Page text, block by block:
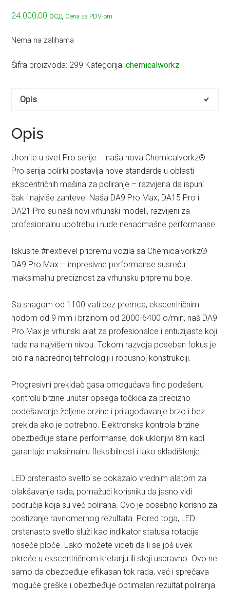
24.000,00 рсд Cena sa PDV-om
Nema na zalihama
Šifra proizvoda: 299 Kategorija:chemicalworkz
Opis
Opis
Uronite u svet Pro serije – naša nova Chemicalvorkz®
Pro serija polirki postavlja nove standarde u oblasti
ekscentričnih mašina za poliranje – razvijena da ispuni
čak i najviše zahteve. Naša DA9 Pro Max, DA15 Pro i
DA21 Pro su naši novi vrhunski modeli, razvijeni za
profesionalnu upotrebu i nude nenadmašne performanse.
Iskusite #nextlevel pripremu vozila sa Chemicalvorkz®
DA9 Pro Max – impresivne performanse susreću
maksimalnu preciznost za vrhunsku pripremu boje.
Sa snagom od 1100 vati bez premca, ekscentričnim
hodom od 9 mm i brzinom od 2000-6400 o/min, naš DA9
Pro Max je vrhunski alat za profesionalce i entuzijaste koji
rade na najvišem nivou. Tokom razvoja poseban fokus je
bio na naprednoj tehnologiji i robusnoj konstrukciji.
Progresivni prekidač gasa omogućava fino podešenu
kontrolu brzine unutar opsega točkića za precizno
podešavanje željene brzine i prilagođavanje brzo i bez
prekida ako je potrebno. Elektronska kontrola brzine
obezbeđuje stalne performanse, dok uklonjivi 8m kabl
garantuje maksimalnu fleksibilnost i lako skladištenje.
LED prstenasto svetlo se pokazalo vrednim alatom za
olakšavanje rada, pomažući korisniku da jasno vidi
područja koja su već polirana. Ovo je posebno korisno za
postizanje ravnomernog rezultata. Pored toga, LED
prstenasto svetlo služi kao indikator statusa rotacije
noseće ploče. Lako možete videti da li se još uvek
okreće u ekscentričnom kretanju ili stoji uspravno. Ovo ne
samo da obezbeđuje efikasan tok rada, već i sprečava
moguće greške i obezbeđuje optimalan rezultat poliranja.